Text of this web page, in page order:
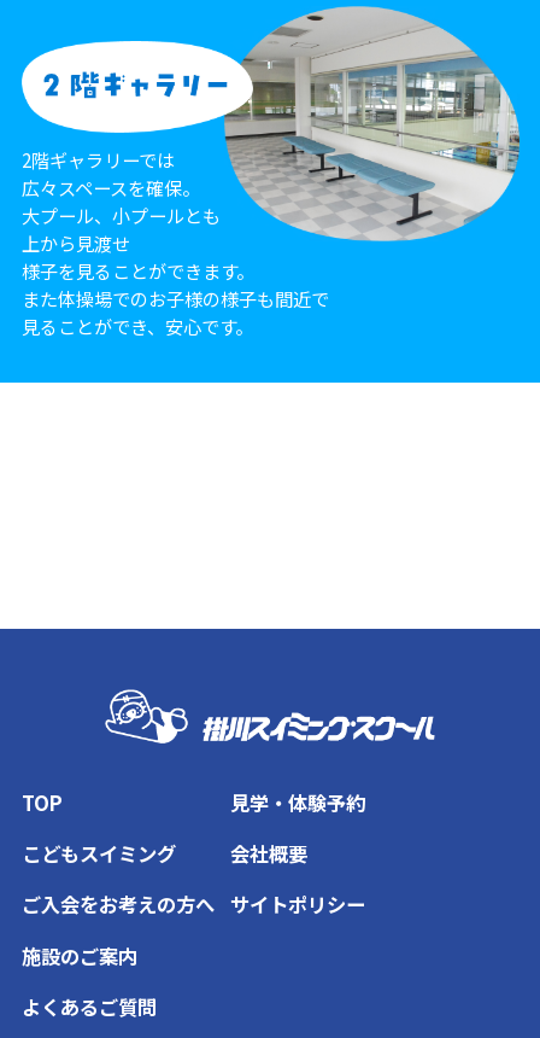
2階ギャラリーでは
広々スペースを確保。
大プール、小プールとも
上から見渡せ
様子を見ることができます。
また体操場でのお子様の様子も間近で
見ることができ、安心です。
TOP
こどもスイミング
ご入会をお考えの方へ
施設のご案内
よくあるご質問
見学・体験予約
会社概要
サイトポリシー